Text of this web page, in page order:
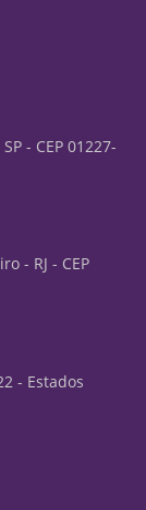
- CEP 01227-
- RJ - CEP
- Estados